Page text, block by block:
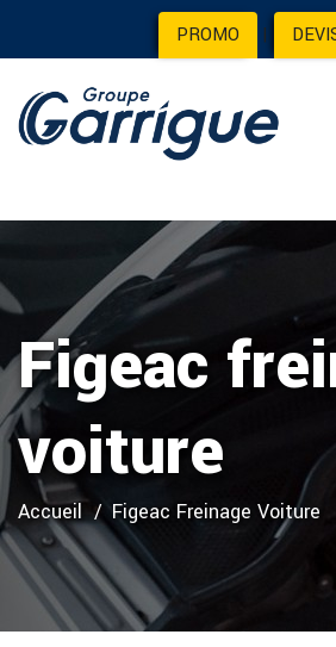
PROMO |
Figeac
voiture
Accueil Figeac Freinage Voiture